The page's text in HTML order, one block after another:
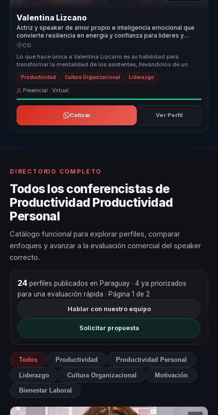
Valentina Lizcano
Actriz y speaker de amor propio e inteligencia emocional que
convierte resiliencia en energia y confianza para lideres y
equipos.
CO
Lo que hace única a Valentina Lizcano es su habilidad para
transformar la mentalidad de los asistentes, llevándolos de un
estado de estan...
Productividad Cultura Organizacional Liderazgo
Presencial · Virtual
Cotizar Ver Perfil
DIRECTORIO COMPLETO
Todos los conferencistas de
Productividad Productividad
Personal
Catálogo funcional para explorar perfiles, comparar
enfoques y avanzar a la evaluación comercial del speaker
correcto.
24perfiles publicados en Paraguay · 4 ya priorizados
para una evaluación rápida · Página 1 de 2
Hablar con nuestro equipo
Solicitar propuesta
Todos Productividad Productividad Personal
Liderazgo Cultura Organizacional Motivación
Bienestar Laboral